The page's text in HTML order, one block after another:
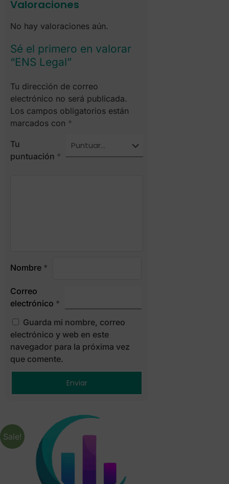
Valoraciones
No hay valoraciones aún.
Sé el primero en valorar
“ENS Legal”
Tu dirección de correo
electrónico no será publicada.
Los campos obligatorios están
marcados con *
Tu
puntuación *
Nombre *
Correo
electrónico *
Guarda mi nombre, correo
electrónico y web en este
navegador para la próxima vez
que comente.
Sale!